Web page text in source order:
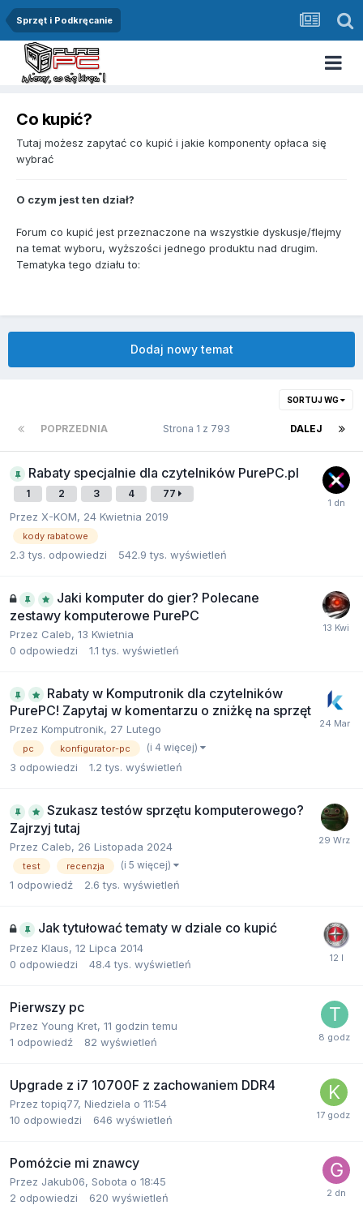
Sprzęt i Podkręcanie
Co kupić?
Tutaj możesz zapytać co kupić i jakie komponenty opłaca się
wybrać
O czym jest ten dział?
Forum co kupić jest przeznaczone na wszystkie dyskusje/flejmy
na temat wyboru, wyższości jednego produktu nad drugim.
Tematyka tego działu to:
Dodaj nowy temat
SORTUJ WG
POPRZEDNIA DALEJ
Strona 1 z 793
Rabaty specjalnie dla czytelników PurePC.pl
1 2 3 4 77
Przez X-KOM, 24 Kwietnia 2019
kody rabatowe
2.3 tys. odpowiedzi 542.9 tys. wyświetleń
Jaki komputer do gier? Polecane
zestawy komputerowe PurePC
Przez Caleb, 13 Kwietnia
0 odpowiedzi 1.1 tys. wyświetleń
Rabaty w Komputronik dla czytelników
PurePC! Zapytaj w komentarzu o zniżkę na sprzęt
Przez Komputronik, 27 Lutego
pc konfigurator-pc (i 4 więcej)
3 odpowiedzi 1.2 tys. wyświetleń
Szukasz testów sprzętu komputerowego?
Zajrzyj tutaj
Przez Caleb, 26 Listopada 2024
test recenzja (i 5 więcej)
1 odpowiedź 2.6 tys. wyświetleń
Jak tytułować tematy w dziale co kupić
Przez Klaus, 12 Lipca 2014
0 odpowiedzi 48.4 tys. wyświetleń
Pierwszy pc
Przez Young Kret, 11 godzin temu
1 odpowiedź 82 wyświetleń
Upgrade z i7 10700F z zachowaniem DDR4
Przeztopiq77, Niedziela o 11:54
10 odpowiedzi 646 wyświetleń
Pomóżcie mi znawcy
Przez Jakub06, Sobota o 18:45
2 odpowiedzi 620 wyświetleń